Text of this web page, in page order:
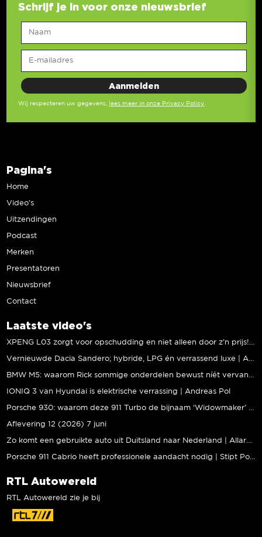
Schrijf je in voor onze nieuwsbrief
Wij respecteren uw gegevens, lees meer in onze Privacy Policy.
Pagina's
Home
Video’s
Uitzendingen
Podcast
Merken
Presentatoren
Nieuwsbrief
Contact
Laatste video's
XPENG L03 zorgt voor opschudding en niet alleen door z’n prijs! | Jeroen Mul
Vernieuwde Dacia Sandero; hybride, LPG én verrassend luxe | Andreas Pol
BMW M5: waarom Rick sommige onderdelen bewust níét vervangt | Stipt Polish Point
IONIQ 3 van Hyundai is elektrische verrassing | Andreas Pol
Porsche 930: waarom deze 911 Turbo de bijnaam ‘Widowmaker’ kreeg | Gallery Aaldering
Aflevering 12 (2026) 7 juni
Zo komt een gebruikte auto uit Duitsland naar Nederland | Allard Kalff
Porsche 911 Cabrio heeft professionele aandacht nodig | Stipt Polish Point
RTL Autowereld
RTL Autowereld zie je bij